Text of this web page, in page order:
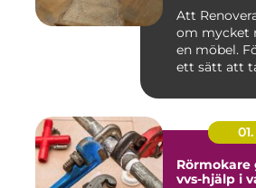
Att
om mycket
en möbel.
ett sätt att
Rörmokare
vvs-hjälp i